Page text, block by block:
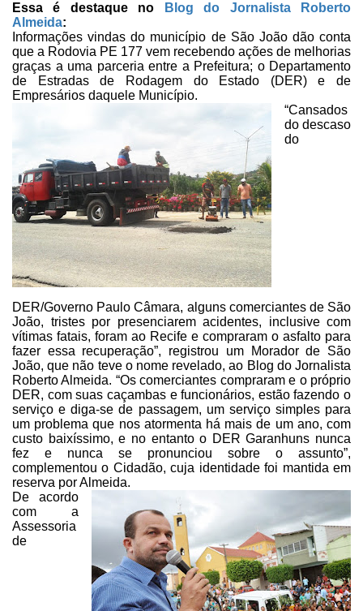
Essa é destaque no
Blog do Jornalista Roberto
Almeida:
Informações vindas do município de São João dão conta
que a Rodovia PE 177 vem recebendo ações de melhorias
graças a uma parceria entre a Prefeitura; o Departamento
de Estradas de Rodagem doEstado (DER)
e de
Empresários daquele Município.
“Cansados
do descaso
do
DER/Governo Paulo Câmara, alguns comerciantesde São
João, tristes por presenciarem acidentes, inclusive com
vítimas fatais, foram ao Recife e compraram o asfalto para
fazer essa recuperação”, registrou um Morador de São
João, que não teve o nome revelado, ao Blog do Jornalista
Roberto Almeida. “Os comerciantes compraram e o próprio
DER, com suas caçambase funcionários, estão fazendo o
serviço e diga-se de passagem, um serviçosimples para
um problema que nos atormenta há mais de um ano, com
custo baixíssimo, e no entanto o DER Garanhuns nunca
fez e nunca se pronunciou sobre o assunto”,
complementou o Cidadão, cuja identidade foi mantida em
reserva porAlmeida.
De acordo
com a
Assessoria
de